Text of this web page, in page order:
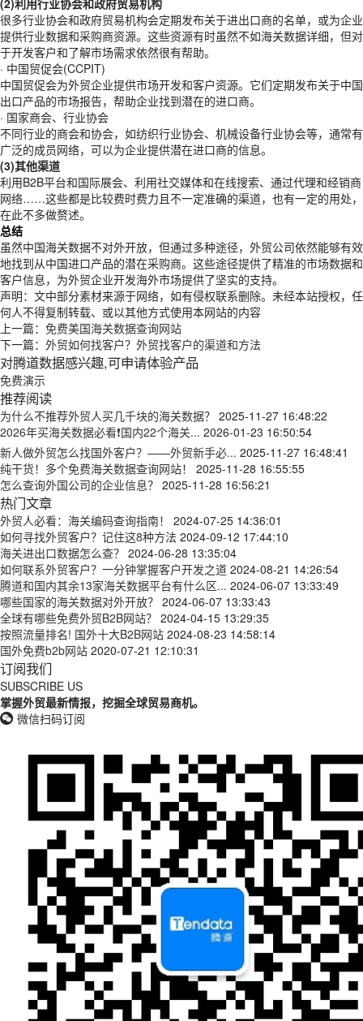
(2)利用行业协会和政府贸易机构
很多行业协会和政府贸易机构会定期发布关于进出口商的名单，或为企业
提供行业数据和采购商资源。这些资源有时虽然不如海关数据详细，但对
于开发客户和了解市场需求依然很有帮助。
· 中国贸促会(CCPIT)
中国贸促会为外贸企业提供市场开发和客户资源。它们定期发布关于中国
出口产品的市场报告，帮助企业找到潜在的进口商。
· 国家商会、行业协会
不同行业的商会和协会，如纺织行业协会、机械设备行业协会等，通常有
广泛的成员网络，可以为企业提供潜在进口商的信息。
(3)其他渠道
利用B2B平台和国际展会、利用社交媒体和在线搜索、通过代理和经销商
网络……这些都是比较费时费力且不一定准确的渠道，也有一定的用处，
在此不多做赘述。
总结
虽然中国海关数据不对外开放，但通过多种途径，外贸公司依然能够有效
地找到从中国进口产品的潜在采购商。这些途径提供了精准的市场数据和
客户信息，为外贸企业开发海外市场提供了坚实的支持。
声明：文中部分素材来源于网络，如有侵权联系删除。未经本站授权，任
何人不得复制转载、或以其他方式使用本网站的内容
上一篇： 免费美国海关数据查询网站
下一篇： 外贸如何找客户？外贸找客户的渠道和方法
对腾道数据感兴趣,可申请体验产品
免费演示
推荐阅读
为什么不推荐外贸人买几千块的海关数据？ 2025-11-27 16:48:22
2026年买海关数据必看❗国内22个海关... 2026-01-23 16:50:54
新人做外贸怎么找国外客户？——外贸新手必... 2025-11-27 16:48:41
纯干货！多个免费海关数据查询网站！
2025-11-28 16:55:55
怎么查询外国公司的企业信息？ 2025-11-28 16:56:21
热门文章
外贸人必看：海关编码查询指南！
2024-07-25 14:36:01
如何寻找外贸客户？记住这8种方法 2024-09-12 17:44:10
海关进出口数据怎么查？ 2024-06-28 13:35:04
如何联系外贸客户？一分钟掌握客户开发之道 2024-08-21 14:26:54
腾道和国内其余13家海关数据平台有什么区... 2024-06-07 13:33:49
哪些国家的海关数据对外开放？ 2024-06-07 13:33:43
全球有哪些免费外贸B2B网站？ 2024-04-15 13:29:35
按照流量排名! 国外十大B2B网站 2024-08-23 14:58:14
国外免费b2b网站 2020-07-21 12:10:31
订阅我们
SUBSCRIBE US
掌握外贸最新情报，挖掘全球贸易商机。
微信扫码订阅